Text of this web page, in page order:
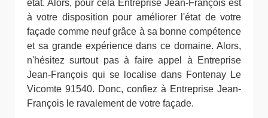
état. Alors, pour cela Entreprise Jean-François est
à votre disposition pour améliorer l'état de votre
façade comme neuf grâce à sa bonne compétence
et sa grande expérience dans ce domaine. Alors,
n'hésitez surtout pas à faire appel à Entreprise
Jean-François qui se localise dans Fontenay Le
Vicomte 91540. Donc, confiez à Entreprise Jean-
François le ravalement de votre façade.